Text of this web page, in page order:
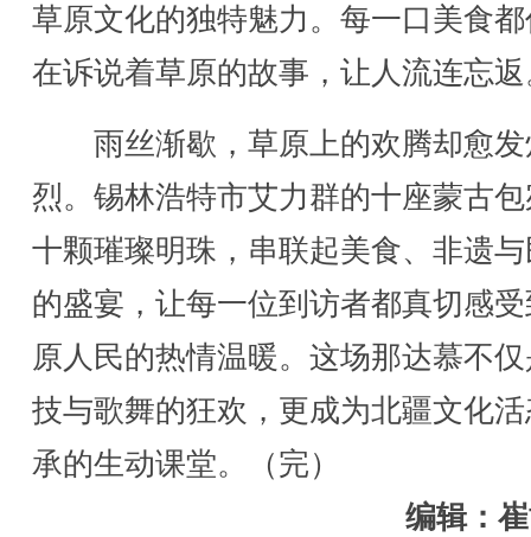
草原文化的独特魅力。每一口美食
在诉说着草原的故事，让人流连忘
雨丝渐歇，草原上的欢腾却愈发
烈。锡林浩特市艾力群的十座蒙古
十颗璀璨明珠，串联起美食、非遗
的盛宴，让每一位到访者都真切感
原人民的热情温暖。这场那达慕不
技与歌舞的狂欢，更成为北疆文化
承的生动课堂。（完）
编辑：